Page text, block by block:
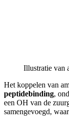
Illustratie van
Het koppelen van
peptidebinding,
een OH van de
samengevoegd,